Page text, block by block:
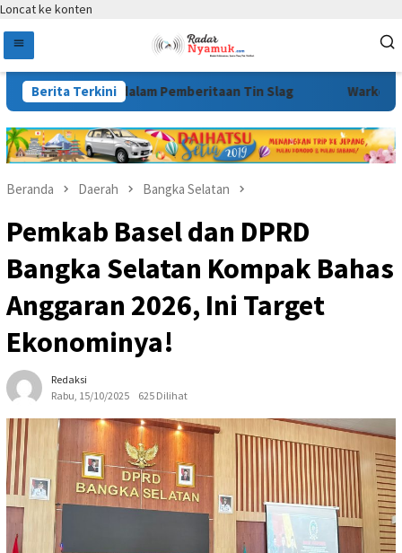
Loncat ke konten
Berita Terkini
dalam Pemberitaan Tin Slag Warkop Modern Milik
Beranda Daerah Bangka Selatan
Pemkab Basel dan DPRD
Bangka Selatan Kompak Bahas
Anggaran 2026, Ini Target
Ekonominya!
Redaksi
Rabu, 15/10/2025
625 Dilihat